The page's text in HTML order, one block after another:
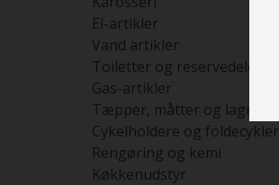
El-artikler
Vand artikler
Toiletter og reservedele
Gas-artikler
Tæpper, måtter og lagner
Cykelholdere og foldecykler
Rengøring og kemi
Køkkenudstyr